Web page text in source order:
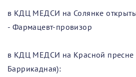
в КДЦ МЕДСИ на Солянке
- Фармацевт-провизор
в КДЦ МЕДСИ на Красной пресне
Баррикадная):